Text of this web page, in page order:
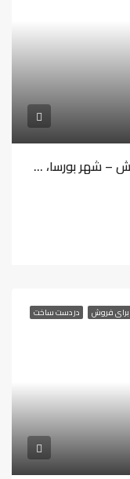
Eb – 288 بهترین آپارتمان ها برای فروش – شهر بورسا، منطقه عثمان غازي
برای فروش در دست ساخت